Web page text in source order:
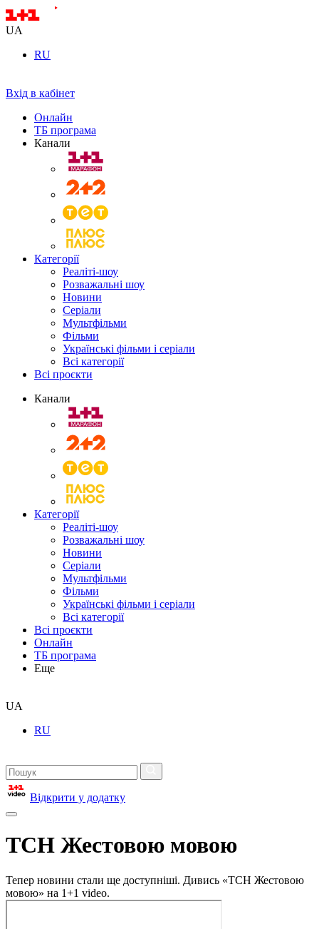
UA
RU
Вхід в кабінет
Онлайн
ТБ програма
Канали
Категорії
Реаліті-шоу
Розважальні шоу
Новини
Серіали
Мультфільми
Фільми
Українські фільми і серіали
Всі категорії
Всі проєкти
Канали
Категорії
Реаліті-шоу
Розважальні шоу
Новини
Серіали
Мультфільми
Фільми
Українські фільми і серіали
Всі категорії
Всі проєкти
Онлайн
ТБ програма
Еще
UA
RU
Відкрити у додатку
ТСН Жестовою мовою
Тепер новини стали ще доступніші. Дивись «ТСН Жестовою
мовою» на 1+1 video.